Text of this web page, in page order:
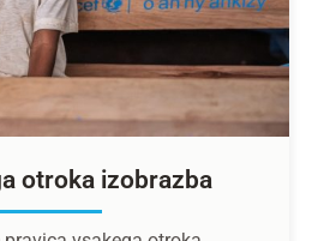
otroka izobrazba